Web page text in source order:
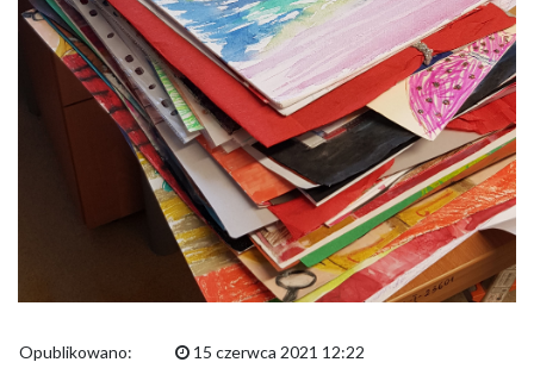
Opublikowano: 15 czerwca 2021 12:22